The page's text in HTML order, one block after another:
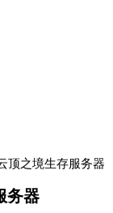
顶之境生存服务器
务器